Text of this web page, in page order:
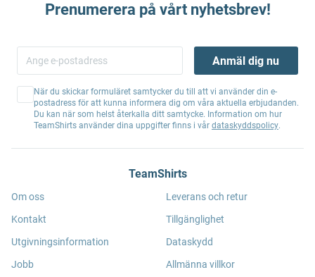
Prenumerera på vårt nyhetsbrev!
Anmäl dig nu
När du skickar formuläret samtycker du till att vi använder din e-
postadress för att kunna informera dig om våra aktuella erbjudanden.
Du kan när som helst återkalla ditt samtycke. Information om hur
TeamShirts använder dina uppgifter finns i vår dataskyddspolicy.
TeamShirts
Om oss
Kontakt
Utgivningsinformation
Jobb
Leverans och retur
Tillgänglighet
Dataskydd
Allmänna villkor